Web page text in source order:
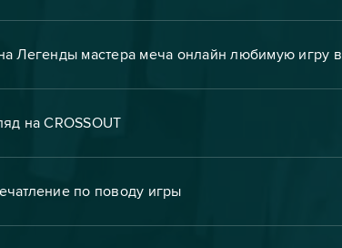
Легенды мастера меча онлайн любимую игру
на CROSSOUT
по поводу игры